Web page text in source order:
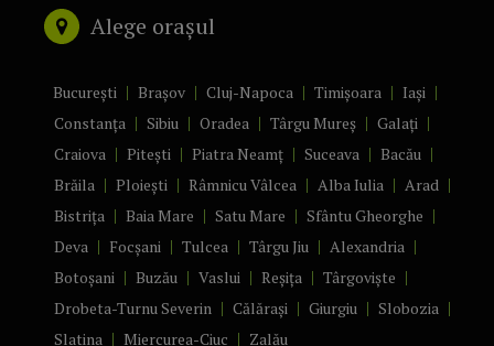
Alege orașul
București Brașov Cluj-Napoca Timișoara
Iași
Constanța
Sibiu Oradea Târgu Mureș
Galați
Craiova
Pitești Piatra Neamț Suceava
Bacău
Brăila
Ploiești Râmnicu Vâlcea Alba Iulia
Arad
Bistrița
Baia Mare Satu Mare
Sfântu Gheorghe
Deva
Focșani Tulcea Târgu Jiu
Alexandria
Botoșani
Buzău Vaslui Reșița
Târgoviște
Drobeta-Turnu Severin
Călărași Giurgiu
Slobozia
Slatina
Miercurea-Ciuc Zalău